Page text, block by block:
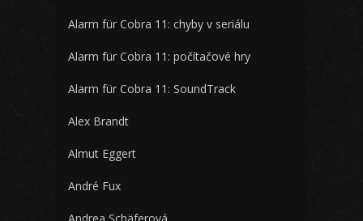
Alarm für Cobra 11: chyby v seriálu
Alarm für Cobra 11: počítačové hry
Alarm für Cobra 11: SoundTrack
Alex Brandt
Almut Eggert
André Fux